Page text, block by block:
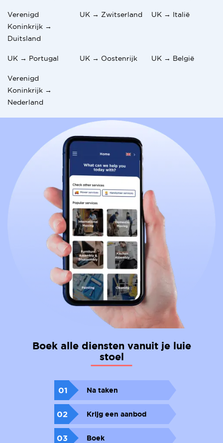
Verenigd
Koninkrijk →
Duitsland
UK → Zwitserland UK → Italië
UK → Portugal UK → Oostenrijk UK → België
Verenigd
Koninkrijk →
Nederland
Boek alle diensten vanuit je luie
stoel
01 Na taken
02 Krijg een aanbod
03 Boek